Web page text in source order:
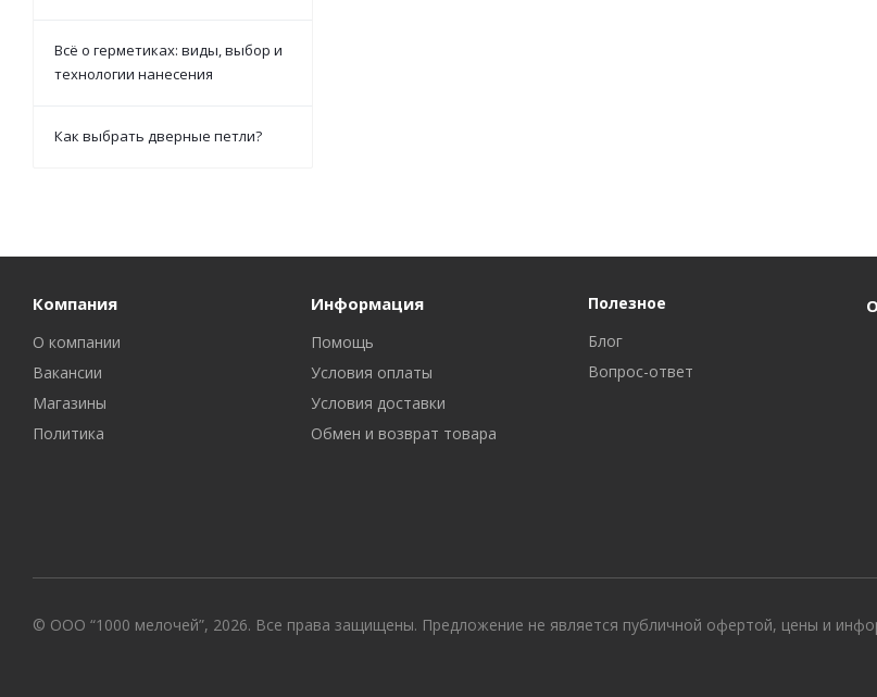
Всё о герметиках: виды, выбор и
технологии нанесения
Как выбрать дверные петли?
Компания
О компании
Вакансии
Магазины
Политика
Информация
Помощь
Условия оплаты
Условия доставки
Обмен и возврат товара
Полезное
Блог
Вопрос-ответ
© ООО “1000 мелочей”, 2026. Все права защищены. Предложение не является публичной офертой, цены и